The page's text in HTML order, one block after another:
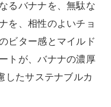
るバナナを、無駄な
を、相性のよいチョ
ビター感とマイルド
トが、バナナの濃厚
したサステナブルカ